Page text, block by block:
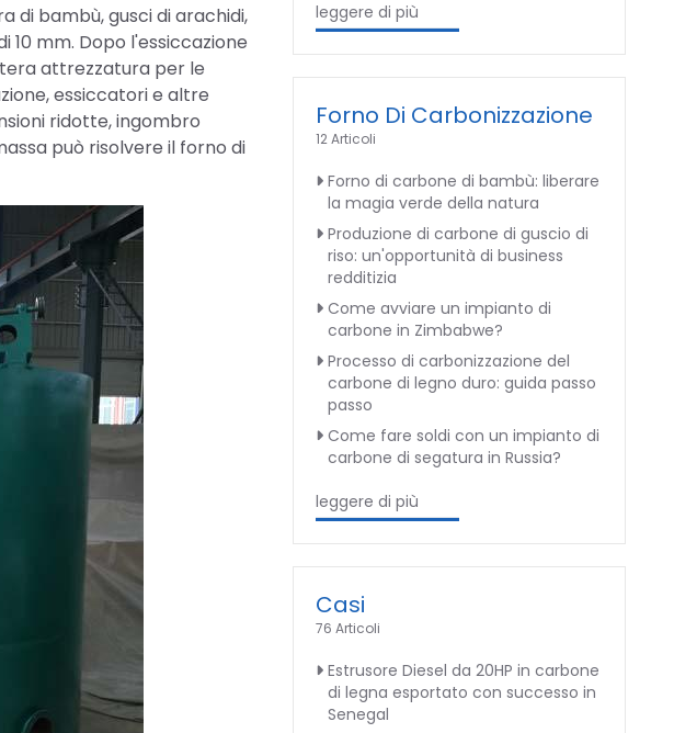
di bambù, gusci di arachidi,
mm. Dopo l'essiccazione
attrezzatura per le
essiccatori e altre
ridotte, ingombro
può risolvere il forno di
leggere di più
Forno Di Carbonizzazione
12 Articoli
Forno di carbone di bambù: liberare
la magia verde della natura
Produzione di carbone di guscio di
riso: un'opportunità di business
redditizia
Come avviare un impianto di
carbone in Zimbabwe?
Processo di carbonizzazione del
carbone di legno duro: guida passo
passo
Come fare soldi con un impianto di
carbone di segatura in Russia?
leggere di più
Casi
76 Articoli
Estrusore Diesel da 20HP in carbone
di legna esportato con successo in
Senegal